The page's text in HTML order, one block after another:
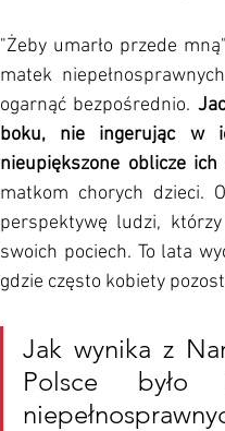
"Żeby umarło przede
matek
ogarnąć bezpośrednio.
boku, nie ingerując w
nieupiększone oblicze ich
matkom chorych dzieci.
perspektywę ludzi,
swoich pociech. To lata
gdzie często kobiety
Jak wynika z
Polsce było